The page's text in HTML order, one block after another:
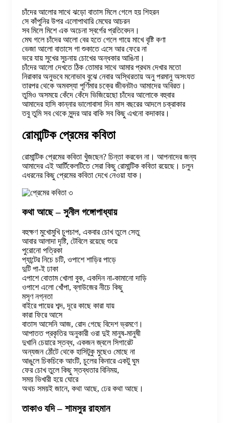
চাঁদের আলোর সাথে ঝড়ো বাতাস মিলে গেলে হয় শিহরন
সে কাঁপুনির উপর এলোপাথারি মেঘের আচরন
সব মিলে মিশে এক অচেনা স্বর্গের প্রতিবেদন।
মেঘ গলে চাঁদের আলো বের হতে গেলে গায়ে মাখে বৃষ্টি কণা
ভেজা আলো বাতাসে গা শুকাতে এসে আর ফেরে না
ভরে যায় সুখের সুচনায় চোখের অন্ধকার আঙিনা।
চাঁদের আলো দেখতে ঠিক তোমার সাথে আমার প্রথম দেখার মতো
নিরাকার অনুভবে মনোভাব বুঝে নেবার অস্থিরতায় অনু পরমানু অসংযত
তারপর থেকে অমবস্যা পূর্ণিমার চক্রে জীবনটাও আমাদের অবিরত।
তুমিও অসময়ে কেঁদে কেঁদে ভিজিয়েছো চাঁদের আলোকে বহুবার
আমাদের হাসি কান্নার ভালোবাসা দিন মাস বছরের আদলে চক্রাকার
তবু তুমি সব থেকে সুন্দর আর বাকি সব কিছু এখনো কদাকার।
রোমান্টিক প্রেমের কবিতা
রোমান্টিক প্রেমের কবিতা খুঁজছেন? চিন্তা করবেন না। আপনাদের জন্য
আমাদের এই আর্টিকেলটিতে সেরা কিছু রোমান্টিক কবিতা রয়েছে। চলুন
এধরনের কিছু প্রেমের কবিতা দেখে নেওয়া যাক।
কথা আছে – সুনীল গঙ্গোপাধ্যায়
বহুক্ষণ মুখোমুখি চুপচাপ, একবার চোখ তুলে সেতু
আবার আলাদা দৃষ্টি, টেবিলে রয়েছে শুয়ে
পুরোনো পত্রিকা
প্যান্টের নিচে চটি, ওপাশে শাড়ির পাড়ে
দুটি পা-ই ঢাকা
এপাশে বোতাম খোলা বুক, একদিন না-কামানো দাড়ি
ওপাশে এলো খোঁপা, ব্লাউজের নীচে কিছু
মসৃণ নগ্নতা
বাইরে পায়ের শব্দ, দূরে কাছে কারা যায়
কারা ফিরে আসে
বাতাস আসেনি আজ, রোদ গেছে বিদেশ ভ্রমণে।
আপাতত প্রকৃতির অনুকারী ওরা দুই মানুষ-মানুষী
দুখানি চেয়ারে স্তব্ধ, একজন জ্বলে সিগারেট
অন্যজন ঠোঁটে থেকে হাসিটুকু মুছেও মোছে না
আঙুলে চিকচিকে আংটি, চুলের কিনারে একটু ঘুম
ফের চোখ তুলে কিছু স্তব্ধতার বিনিময়,
সময় ভিখারী হয়ে ঘোরে
অথচ সময়ই জানে, কথা আছে, ঢের কথা আছে।
তাকাও যদি – শামসুর রাহমান